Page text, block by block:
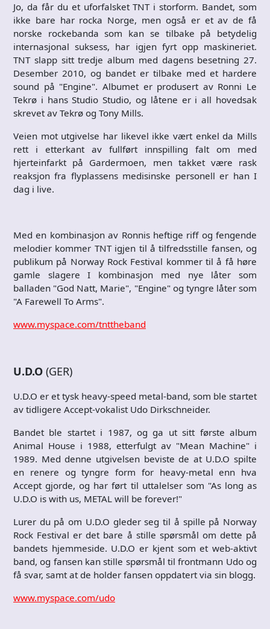
Jo, da får du et uforfalsket TNT i storform. Bandet, som
ikke bare har rocka Norge, men også er et av de få
norske rockebanda som kan se tilbake på betydelig
internasjonal suksess, har igjen fyrt opp maskineriet.
TNT slapp sitt tredje album med dagens besetning 27.
Desember 2010, og bandet er tilbake med et hardere
sound på "Engine". Albumet er produsert av Ronni Le
Tekrø i hans Studio Studio, og låtene er i all hovedsak
skrevet av Tekrø og Tony Mills.
Veien mot utgivelse har likevel ikke vært enkel da Mills
rett i etterkant av fullført innspilling falt om med
hjerteinfarkt på Gardermoen, men takket være rask
reaksjon fra flyplassens medisinske personell er han I
dag i live.
Med en kombinasjon av Ronnis heftige riff og fengende
melodier kommer TNT igjen til å tilfredsstille fansen, og
publikum på Norway Rock Festival kommer til å få høre
gamle slagere I kombinasjon med nye låter som
balladen "God Natt, Marie", "Engine" og tyngre låter som
"A Farewell To Arms".
www.myspace.com/tnttheband
U.D.O (GER)
U.D.O er et tysk heavy-speed metal-band, som ble startet
av tidligere Accept-vokalist Udo Dirkschneider.
Bandet ble startet i 1987, og ga ut sitt første album
Animal House i 1988, etterfulgt av "Mean Machine" i
1989. Med denne utgivelsen beviste de at U.D.O spilte
en renere og tyngre form for heavy-metal enn hva
Accept gjorde, og har ført til uttalelser som "As long as
U.D.O is with us, METAL will be forever!"
Lurer du på om U.D.O gleder seg til å spille på Norway
Rock Festival er det bare å stille spørsmål om dette på
bandets hjemmeside. U.D.O er kjent som et web-aktivt
band, og fansen kan stille spørsmål til frontmann Udo og
få svar, samt at de holder fansen oppdatert via sin blogg.
www.myspace.com/udo